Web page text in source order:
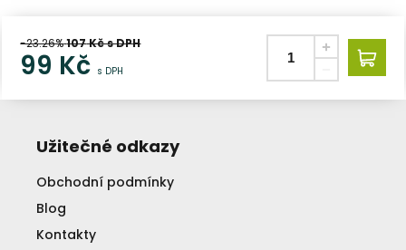
-23.26%107Kč s DPH
99 Kč s DPH
Užitečné odkazy
Obchodní podmínky
Blog
Kontakty